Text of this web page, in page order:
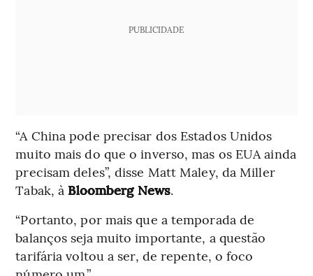
PUBLICIDADE
“A China pode precisar dos Estados Unidos
muito mais do que o inverso, mas os EUA ainda
precisam deles”, disse Matt Maley, da Miller
Tabak, à Bloomberg News.
“Portanto, por mais que a temporada de
balanços seja muito importante, a questão
tarifária voltou a ser, de repente, o foco